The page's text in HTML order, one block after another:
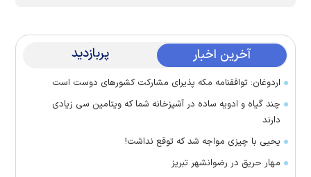
آخرین اخبار پربازدید
اردوغان: توافقنامه مکه پذیرای مشارکت کشور‌های دوست است
چند گیاه و ادویه ساده در آشپزخانه شما که ویتامین سی زیادی
دارند
یحیی با چیزی مواجه شد که توقع نداشت!
مهار حریق در رضوانشهر تبریز